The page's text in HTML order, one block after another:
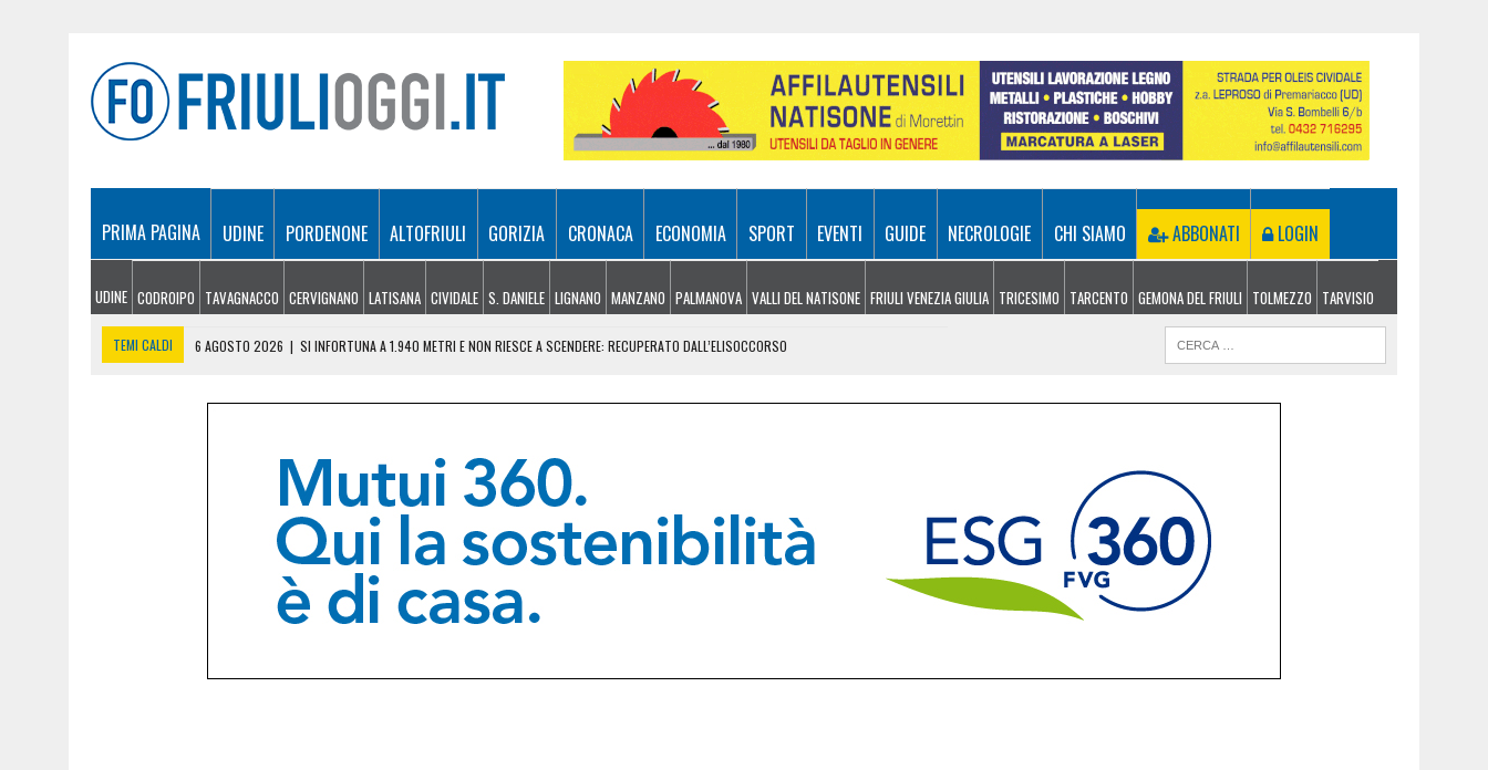
PRIMA PAGINA UDINE PORDENONE ALTOFRIULI GORIZIA CRONACA ECONOMIA SPORT EVENTI GUIDE NECROLOGIE CHI SIAMO ABBONATI LOGIN
UDINE CODROIPO TAVAGNACCO CERVIGNANO LATISANA CIVIDALE S. DANIELE LIGNANO MANZANO PALMANOVA VALLI DEL NATISONE FRIULI VENEZIA GIULIA TRICESIMO TARCENTO GEMONA DEL FRIULI TOLMEZZO TARVISIO
TEMI CALDI 6 AGOSTO 2026 | SI INFORTUNA A 1.940 METRI E NON RIESCE A SCENDERE: RECUPERATO DALL’ELISOCCORSO
CALDO RECORD IN FRIULI: 41 GRADI NEL CIVIDALESE, ARRIVANO I TEMPORALI MA NON BASTA
SAPPADA CELEBRA SANT’OSVALDO: TRE GIORNI DI FESTA TRA CORSA, MUSICA E TRADIZIONE